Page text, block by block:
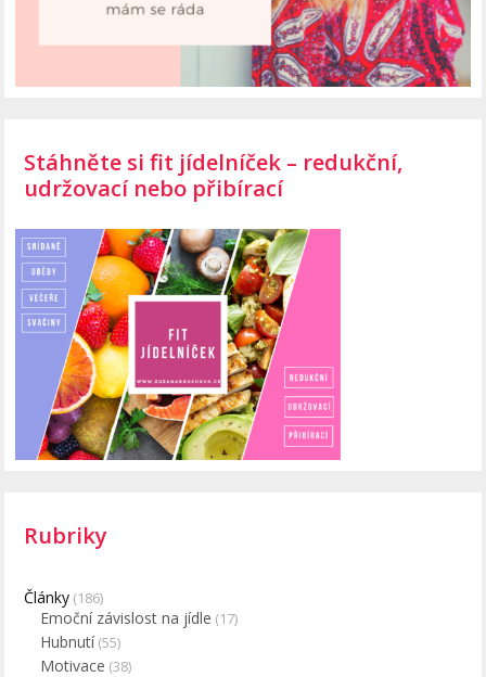
Stáhněte si fit jídelníček – redukční,
udržovací nebo přibírací
Rubriky
Články (186)
Emoční závislost na jídle (17)
Hubnutí(55)
Motivace (38)